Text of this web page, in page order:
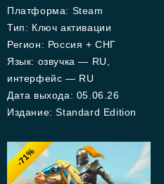
Платформа: Steam
Тип: Ключ активации
Регион: Россия + СНГ
Язык: озвучка — RU,
интерфейс — RU
Дата выхода: 05.06.26
Издание: Standard Edition
-71%